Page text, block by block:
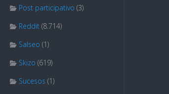
Post participativo (3)
Reddit (8.714)
Salseo (1)
Skizo (619)
Sucesos (1)